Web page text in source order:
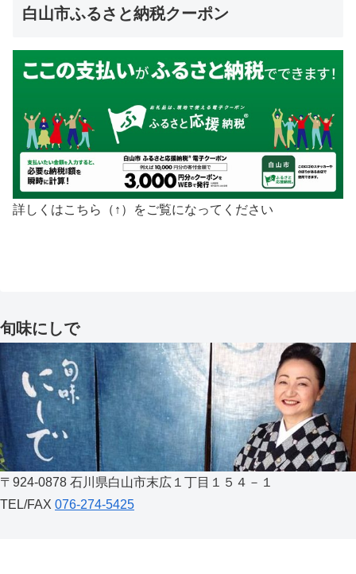
白山市ふるさと納税クーポン
詳しくはこちら（↑）をご覧になってください
旬味にしで
〒924-0878 石川県白山市末広１丁目１５４－１
TEL/FAX 076-274-5425